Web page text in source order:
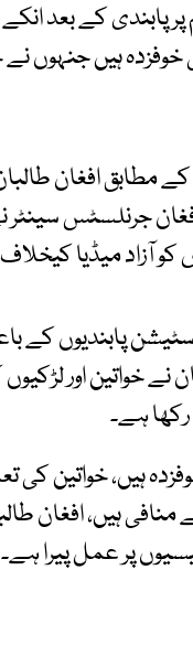
پر پابندی کے بعد
ہیں جنہوں نے
مطابق افغان
جرنلسٹس سینٹر
آزاد میڈیا
پابندیوں کے
نے خواتین اور
ہے۔
ہیں، خواتین کی
ہیں، افغان
پر عمل پیرا ہے۔